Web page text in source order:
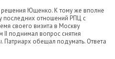
решения Ющенко. К тому же вполне
последних отношений РПЦ с
своего визита в Москву
II поднимал вопрос снятия
обещал подумать. Ответа